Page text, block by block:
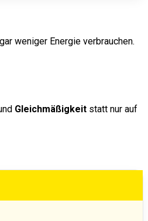
weniger Energie verbrauchen.
Gleichmäßigkeit statt nur auf